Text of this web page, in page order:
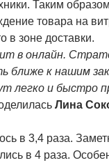
Таким
товара на
в зоне доставки.
в онлайн.
к нашим
легко и быстро
Лина
в 3,4 раза.
в 4 раза.